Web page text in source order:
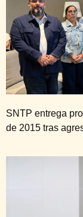
SNTP entrega
de 2015 tras